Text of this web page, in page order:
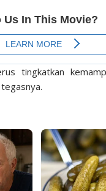
tingkatkan